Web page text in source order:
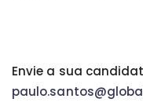
Envie a sua